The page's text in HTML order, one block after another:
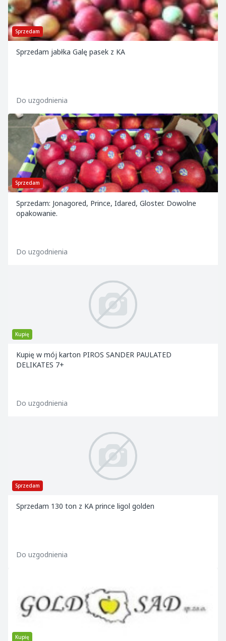
Sprzedam
Sprzedam jabłka Galę pasek z KA
Do uzgodnienia
Sprzedam
Sprzedam: Jonagored, Prince, Idared, Gloster. Dowolne
opakowanie.
Do uzgodnienia
Kupię
Kupię w mój karton PIROS SANDER PAULATED
DELIKATES 7+
Do uzgodnienia
Sprzedam
Sprzedam 130 ton z KA prince ligol golden
Do uzgodnienia
Kupię